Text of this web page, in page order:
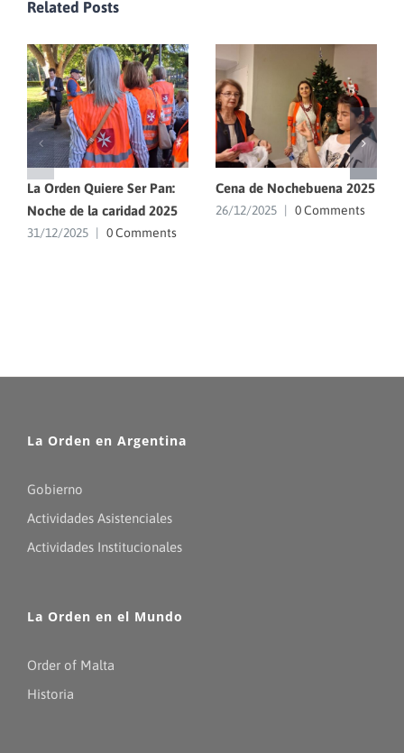
Related Posts
La Orden Quiere Ser Pan:
Noche de la caridad 2025
31/12/2025 0 Comments
Cena de Nochebuena 2025
26/12/2025 0 Comments
La Orden en Argentina
Gobierno
Actividades Asistenciales
Actividades Institucionales
La Orden en el Mundo
Order of Malta
Historia